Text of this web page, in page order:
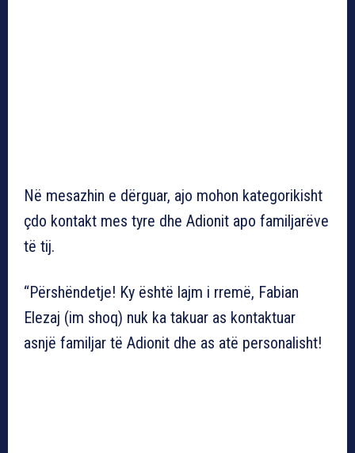
Në mesazhin e dërguar, ajo mohon kategorikisht
çdo kontakt mes tyre dhe Adionit apo familjarëve
të tij.
“Përshëndetje! Ky është lajm i rremë, Fabian
Elezaj (im shoq) nuk ka takuar as kontaktuar
asnjë familjar të Adionit dhe as atë personalisht!